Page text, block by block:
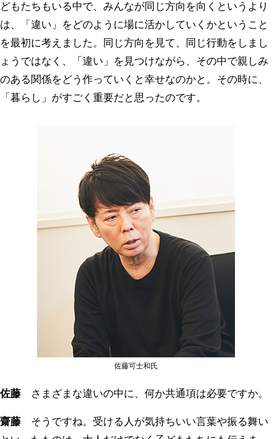
どもたちもいる中で、みんなが同じ方向を向くというより
は、「違い」をどのように場に活かしていくかということ
を最初に考えました。同じ方向を見て、同じ行動をしまし
ょうではなく、「違い」を見つけながら、その中で親しみ
のある関係をどう作っていくと幸せなのかと。その時に、
「暮らし」がすごく重要だと思ったのです。
佐藤可士和氏
佐藤 さまざまな違いの中に、何か共通項は必要ですか。
齋藤 そうですね。受ける人が気持ちいい言葉や振る舞い